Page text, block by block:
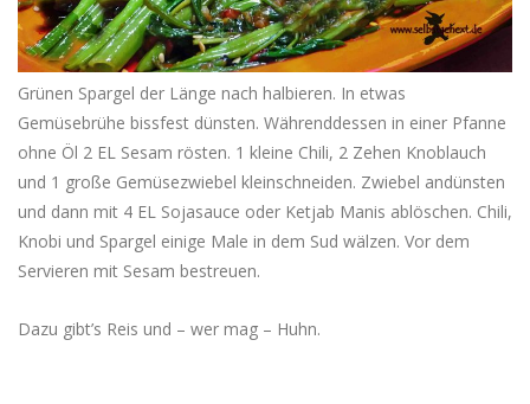
Grünen Spargel der Länge nach halbieren. In etwas
Gemüsebrühe bissfest dünsten. Währenddessen in einer Pfanne
ohne Öl 2 EL Sesam rösten. 1 kleine Chili, 2 Zehen Knoblauch
und 1 große Gemüsezwiebel kleinschneiden. Zwiebel andünsten
und dann mit 4 EL Sojasauce oder Ketjab Manis ablöschen. Chili,
Knobi und Spargel einige Male in dem Sud wälzen. Vor dem
Servieren mit Sesam bestreuen.
Dazu gibt’s Reis und – wer mag – Huhn.